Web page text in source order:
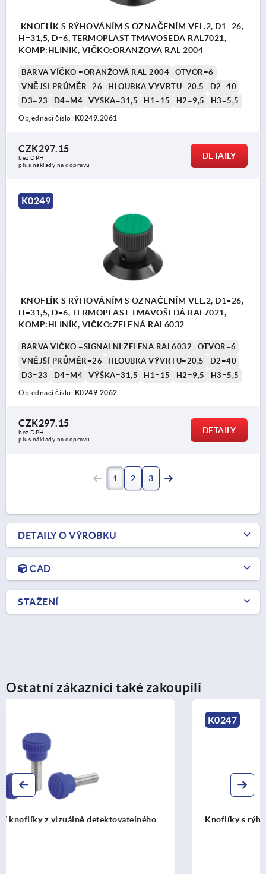
KNOFLÍK S RÝHOVÁNÍM S OZNAČENÍM VEL.2, D1=26,
H=31,5, D=6, TERMOPLAST TMAVOŠEDÁ RAL7021,
KOMP:HLINÍK, VIČKO:ORANŽOVÁ RAL 2004
BARVA VÍČKO =ORANŽOVÁ RAL 2004
OTVOR=6
VNĚJŠÍ PRŮMĚR=26
HLOUBKA VÝVRTU=20,5
D2=40
D3=23
D4=M4 VÝŠKA=31,5 H1=15 H2=9,5 H3=5,5
Objednací číslo: K0249.2061
CZK297.15
bez DPH
plus náklady na dopravu
DETAILY
K0249
KNOFLÍK S RÝHOVÁNÍM S OZNAČENÍM VEL.2, D1=26,
H=31,5, D=6, TERMOPLAST TMAVOŠEDÁ RAL7021,
KOMP:HLINÍK, VIČKO:ZELENÁ RAL6032
BARVA VÍČKO =SIGNÁLNÍ ZELENÁ RAL6032
OTVOR=6
VNĚJŠÍ PRŮMĚR=26
HLOUBKA VÝVRTU=20,5
D2=40
D3=23
D4=M4 VÝŠKA=31,5 H1=15 H2=9,5 H3=5,5
Objednací číslo: K0249.2062
CZK297.15
bez DPH
plus náklady na dopravu
DETAILY
1 2 3
DETAILY O VÝROBKU
CAD
STAŽENÍ
Ostatní zákazníci také zakoupili
Knoflíky s rýhováním, z biopolymeru